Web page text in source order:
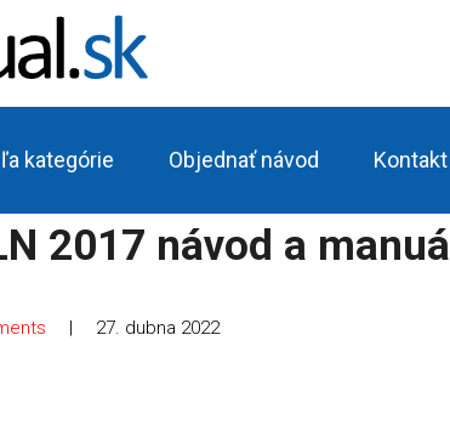
kategórie Objednať návod Kontakt
2017 návod a manuál
27. dubna 2022